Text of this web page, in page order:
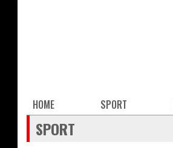
Main
navigation
HOME SPORT
SPORT